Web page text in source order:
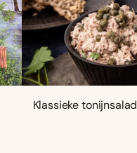
Klassieke